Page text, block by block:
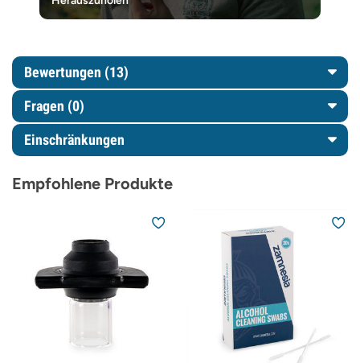
Bewertungen (13)
Fragen (0)
Einschränkungen
Empfohlene Produkte